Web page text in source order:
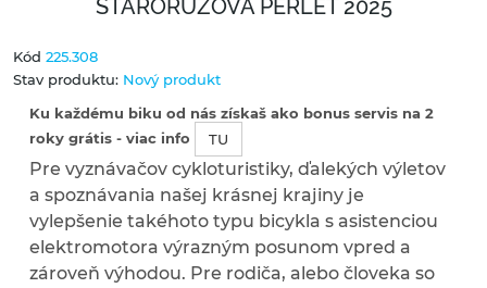
STARORUŽOVÁ PERLEŤ 2025
Kód 225.308
Stav produktu: Nový produkt
Ku každému biku od nás získaš ako bonus servis na 2
roky grátis - viac info
TU
Pre vyznávačov cykloturistiky, ďalekých výletov
a spoznávania našej krásnej krajiny je
vylepšenie takéhoto typu bicykla s asistenciou
elektromotora výrazným posunom vpred a
zároveň výhodou. Pre rodiča, alebo človeka so